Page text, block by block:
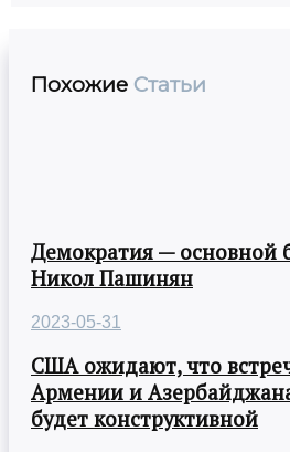
Похожие Статьи
Демократия — основной
Никол Пашинян
2023-05-31
США ожидают, что
Армении и
будет конструктивной